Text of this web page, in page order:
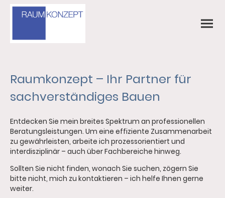
Raumkonzept – Ihr Partner für
sachverständiges Bauen
Entdecken Sie mein breites Spektrum an professionellen
Beratungsleistungen. Um eine effiziente Zusammenarbeit
zu gewährleisten, arbeite ich prozessorientiert und
interdisziplinär – auch über Fachbereiche hinweg.
Sollten Sie nicht finden, wonach Sie suchen, zögern Sie
bitte nicht, mich zu kontaktieren – ich helfe Ihnen gerne
weiter.